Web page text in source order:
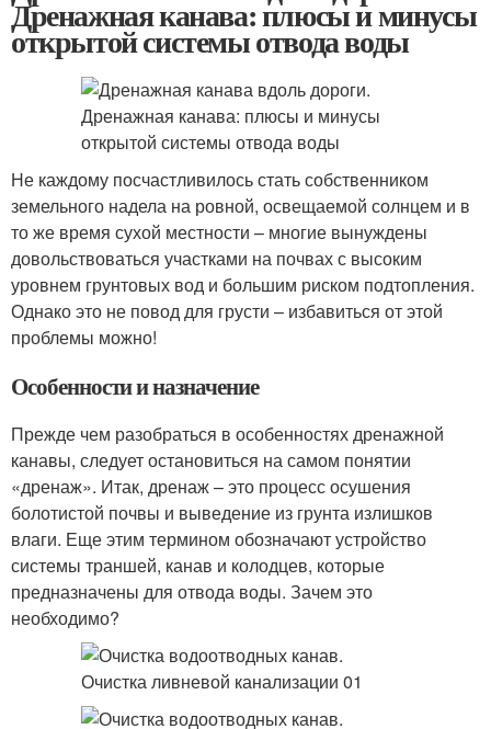
Дренажная канава: плюсы и минусы
открытой системы отвода воды
Не каждому посчастливилось стать собственником
земельного надела на ровной, освещаемой солнцем и в
то же время сухой местности – многие вынуждены
довольствоваться участками на почвах с высоким
уровнем грунтовых вод и большим риском подтопления.
Однако это не повод для грусти – избавиться от этой
проблемы можно!
Особенности и назначение
Прежде чем разобраться в особенностях дренажной
канавы, следует остановиться на самом понятии
«дренаж». Итак, дренаж – это процесс осушения
болотистой почвы и выведение из грунта излишков
влаги. Еще этим термином обозначают устройство
системы траншей, канав и колодцев, которые
предназначены для отвода воды. Зачем это
необходимо?